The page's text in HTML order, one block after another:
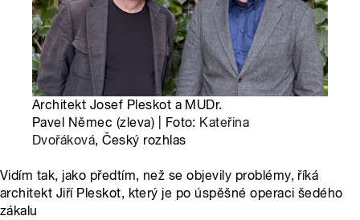
Architekt Josef Pleskot a MUDr.
Pavel Němec (zleva) | Foto: Kateřina
Dvořáková, Český rozhlas
Vidím tak, jako předtím, než se objevily problémy, říká
architekt Jiří Pleskot, který je po úspěšné operaci šedého
zákalu